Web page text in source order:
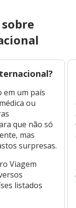
em um país
ou
que não só
mas
surpresas.
Viagem
listados